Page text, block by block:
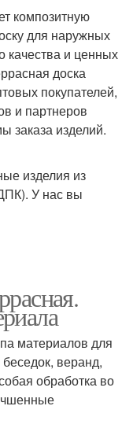
композитную
для наружных
качества и ценных
доска
покупателей,
и партнеров
заказа изделий.
изделия из
У нас вы
материалов для
веранд,
обработка во